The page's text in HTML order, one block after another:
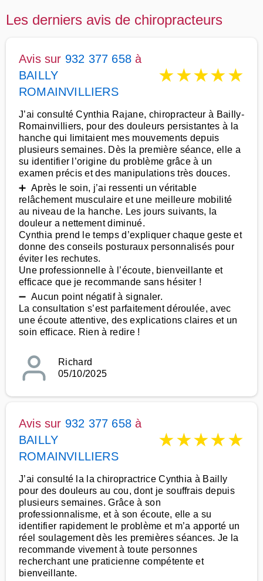
Les derniers avis de chiropracteurs
Avis sur 932 377 658 à
BAILLY
ROMAINVILLIERS
★★★★★
J’ai consulté Cynthia Rajane, chiropracteur à Bailly-
Romainvilliers, pour des douleurs persistantes à la
hanche qui limitaient mes mouvements depuis
plusieurs semaines. Dès la première séance, elle a
su identifier l’origine du problème grâce à un
examen précis et des manipulations très douces.
➕ Après le soin, j’ai ressenti un véritable
relâchement musculaire et une meilleure mobilité
au niveau de la hanche. Les jours suivants, la
douleur a nettement diminué.
Cynthia prend le temps d’expliquer chaque geste et
donne des conseils posturaux personnalisés pour
éviter les rechutes.
Une professionnelle à l’écoute, bienveillante et
efficace que je recommande sans hésiter !
➖ Aucun point négatif à signaler.
La consultation s’est parfaitement déroulée, avec
une écoute attentive, des explications claires et un
soin efficace. Rien à redire !
Richard
05/10/2025
Avis sur 932 377 658 à
BAILLY
ROMAINVILLIERS
★★★★★
J’ai consulté la la chiropractrice Cynthia à Bailly
pour des douleurs au cou, dont je souffrais depuis
plusieurs semaines. Grâce à son
professionnalisme, et à son écoute, elle a su
identifier rapidement le problème et m’a apporté un
réel soulagement dès les premières séances. Je la
recommande vivement à toute personnes
recherchant une praticienne compétente et
bienveillante.